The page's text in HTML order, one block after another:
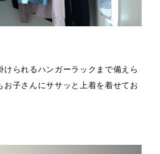
られるハンガーラックまで備えら
お子さんにササッと上着を着せてお